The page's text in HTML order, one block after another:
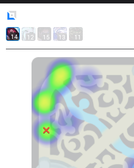
14 12 15 13 11